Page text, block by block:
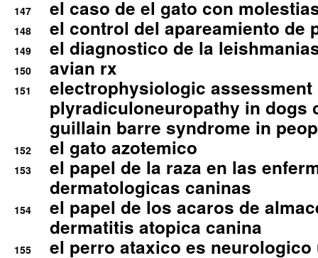
147 el caso de el gato con
148 el control del apareamiento de
149 el diagnostico de la
150 avian rx
151
electrophysiologic assessment
plyradiculoneuropathy in dogs
guillain barre syndrome in
152 el gato azotemico
153
el papel de la raza en las
dermatologicas caninas
154
el papel de los acaros de
dermatitis atopica canina
155 el perro ataxico es